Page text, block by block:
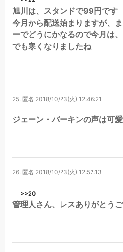
旭川は、スタンドで99円です
今月から配送始まりますが、
ーでどうにかなるので今月は
でも寒くなりましたね
25. 匿名 2018/10/23(火) 12:46:21
ジェーン・バーキンの声は可
26. 匿名 2018/10/23(火) 12:52:13
>>20
管理人さん、レスありがとうご